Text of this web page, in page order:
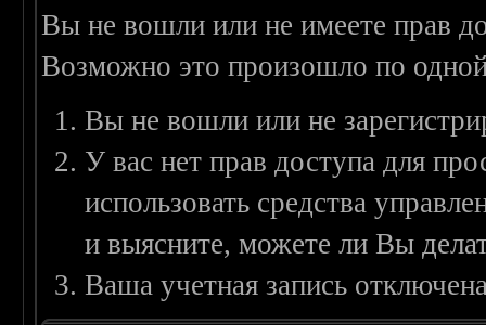
Вы не вошли или не имеете прав
Возможно это произошло по
Вы не вошли или не
У вас нет прав доступа для
использовать средства
и выясните, можете ли Вы
Ваша учетная запись